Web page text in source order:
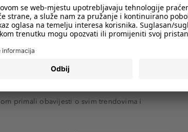
primali obavijesti o svim trendovima i